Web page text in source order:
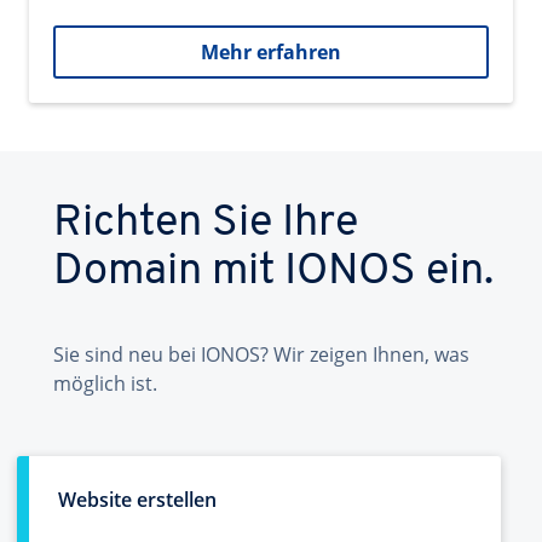
Mehr erfahren
Richten Sie Ihre
Domain mit IONOS ein.
Sie sind neu bei IONOS? Wir zeigen Ihnen, was
möglich ist.
Website erstellen